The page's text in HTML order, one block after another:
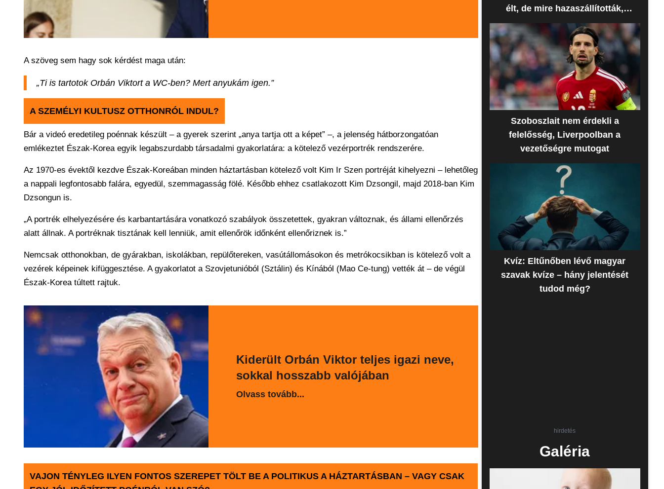
A szöveg sem hagy sok kérdést maga után:
„Ti is tartotok Orbán Viktort a WC-ben? Mert anyukám igen.”
A SZEMÉLYI KULTUSZ OTTHONRÓL INDUL?
Bár a videó eredetileg poénnak készült – a gyerek szerint „anya tartja ott a képet” –, a jelenség hátborzongatóan
emlékeztet Észak-Korea egyik legabszurdabb társadalmi gyakorlatára: a kötelező vezérportrék rendszerére.
Az 1970-es évektől kezdve Észak-Koreában minden háztartásban kötelező volt Kim Ir Szen portréját kihelyezni – lehetőleg
a nappali legfontosabb falára, egyedül, szemmagasság fölé. Később ehhez csatlakozott Kim Dzsongil, majd 2018-ban Kim
Dzsongun is.
„A portrék elhelyezésére és karbantartására vonatkozó szabályok összetettek, gyakran változnak, és állami ellenőrzés
alatt állnak. A portréknak tisztának kell lenniük, amit ellenőrök időnként ellenőriznek is.”
Nemcsak otthonokban, de gyárakban, iskolákban, repülőtereken, vasútállomásokon és metrókocsikban is kötelező volt a
vezérek képeinek kifüggesztése. A gyakorlatot a Szovjetunióból (Sztálin) és Kínából (Mao Ce-tung) vették át – de végül
Észak-Korea túltett rajtuk.
Kiderült Orbán Viktor teljes igazi neve,
sokkal hosszabb valójában
Olvass tovább...
VAJON TÉNYLEG ILYEN FONTOS SZEREPET TÖLT BE A POLITIKUS A HÁZTARTÁSBAN – VAGY CSAK
élt, de mire hazaszállították,
meghalt az idős nő
Szoboszlait nem érdekli a
felelősség, Liverpoolban a
vezetőségre mutogat
Kvíz: Eltűnőben lévő magyar
szavak kvíze – hány jelentését
tudod még?
hirdetés
Galéria